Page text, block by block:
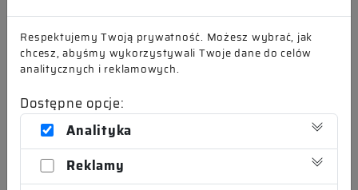
Dzięki wysokiej odporności chemicznej z
powodzeniem można stosować je w przemyśle
zakładach mięsnych, mleczarniach, itp.
Technologie te mają także zastosowanie jako
materiał do wykonywania szybkich napraw.
Respektujemy Twoją prywatność. Możesz wybrać, jak
chcesz, abyśmy wykorzystywali Twoje dane do celów
analitycznych i reklamowych.
Dostępne opcje:
Analityka
Reklamy